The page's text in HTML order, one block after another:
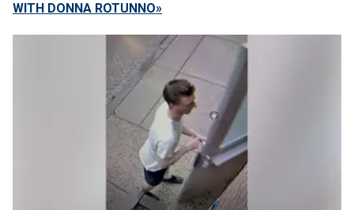
WITH DONNA ROTUNNO»